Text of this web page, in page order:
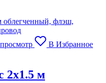
В Избранное
2х1.5 м